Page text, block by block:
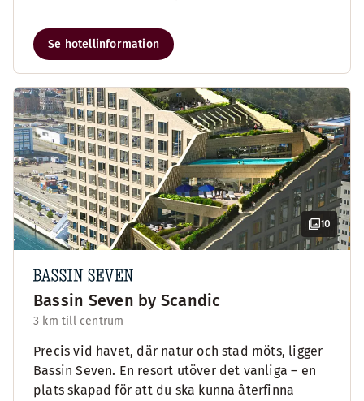
Se hotellinformation
10
Bassin Seven by Scandic
3 km till centrum
Precis vid havet, där natur och stad möts, ligger
Bassin Seven. En resort utöver det vanliga – en
plats skapad för att du ska kunna återfinna